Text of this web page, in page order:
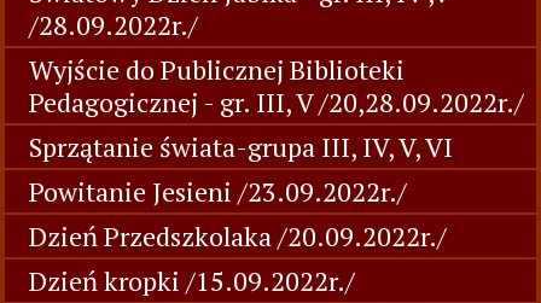
/28.09.2022r./
Wyjście do Publicznej Biblioteki
Pedagogicznej - gr. III, V /20,28.09.2022r./
Sprzątanie świata-grupa III, IV, V, VI
Powitanie Jesieni /23.09.2022r./
Dzień Przedszkolaka /20.09.2022r./
Dzień kropki /15.09.2022r./